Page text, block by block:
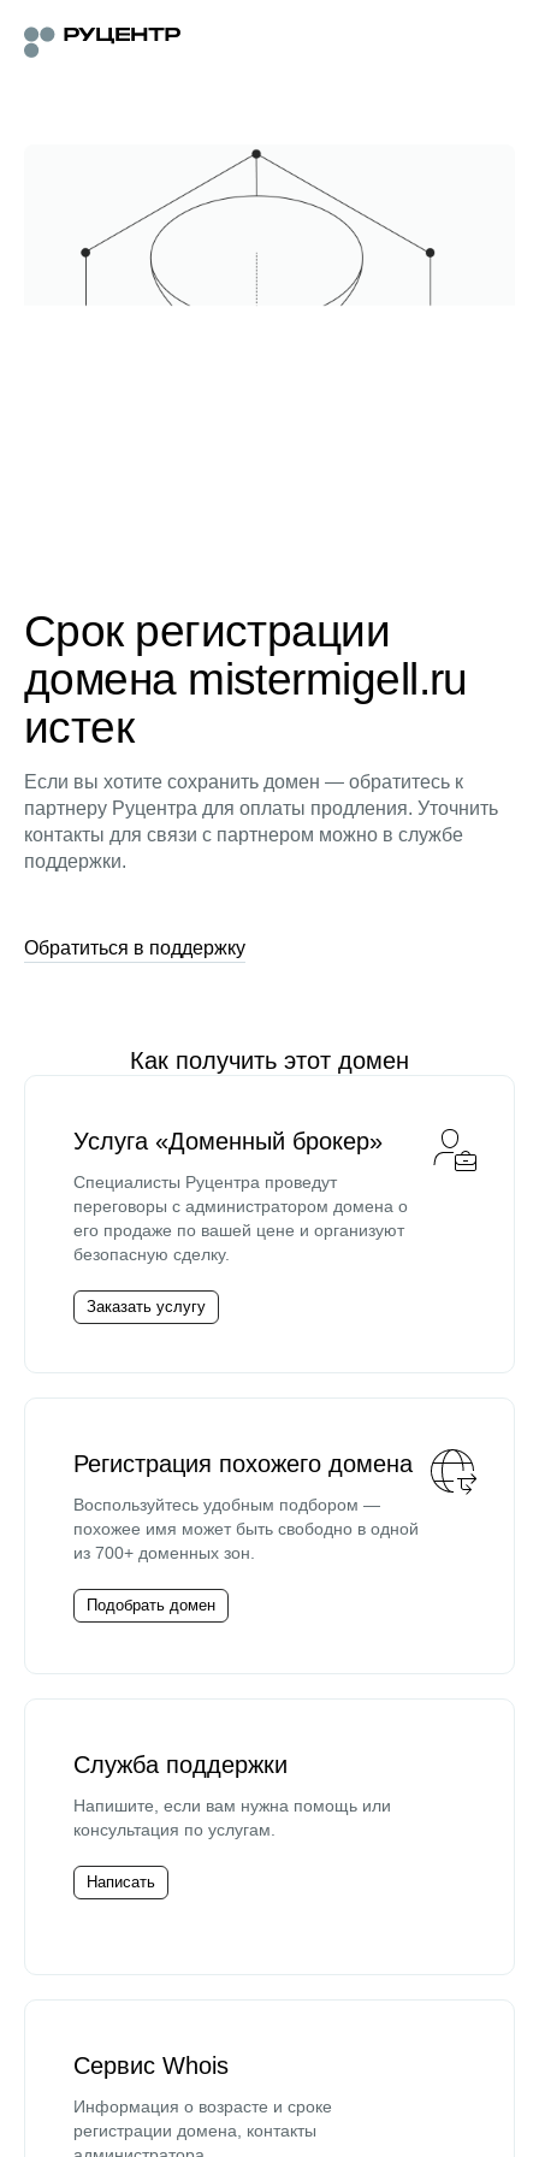
Срок регистрации
домена mistermigell.ru
истек
Если вы хотите сохранить домен — обратитесь к
партнеру Руцентра для оплаты продления. Уточнить
контакты для связи с партнером можно в службе
поддержки.
Обратиться в поддержку
Как получить этот домен
Услуга «Доменный брокер»
Специалисты Руцентра проведут
переговоры с администратором домена о
его продаже по вашей цене и организуют
безопасную сделку.
Заказать услугу
Регистрация похожего домена
Воспользуйтесь удобным подбором —
похожее имя может быть свободно в одной
из 700+ доменных зон.
Подобрать домен
Служба поддержки
Напишите, если вам нужна помощь или
консультация по услугам.
Написать
Сервис Whois
Информация о возрасте и сроке
регистрации домена, контакты